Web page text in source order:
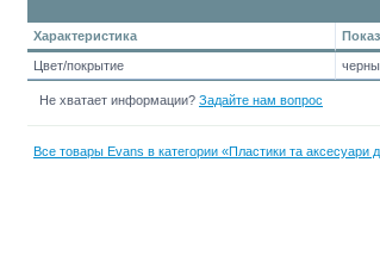
Характеристика
Цвет/покрытие
Не хватает информации? Задайте нам вопрос
Все товары Evans в категории «Пластики та аксесуари